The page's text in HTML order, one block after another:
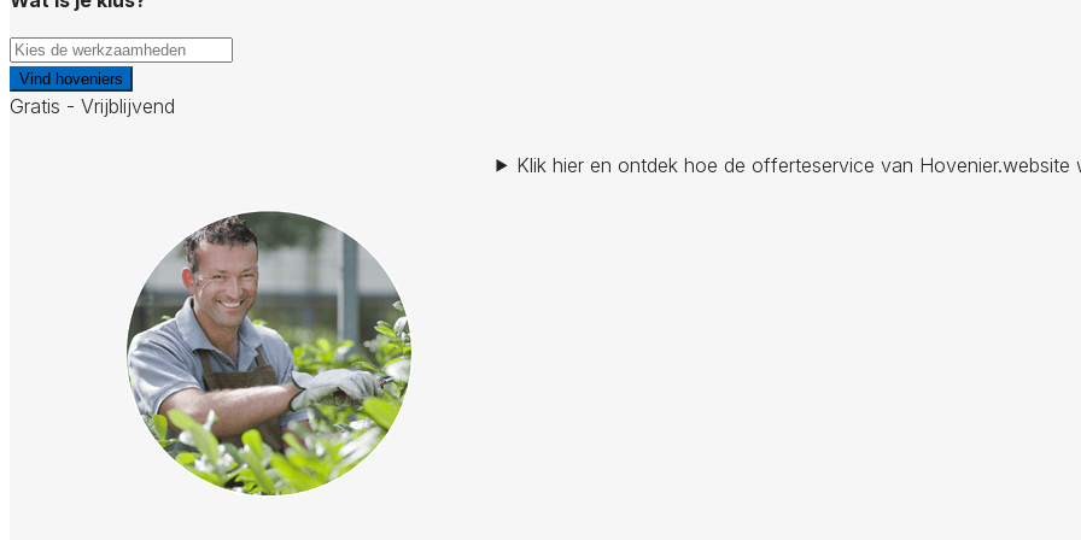
Vind hoveniers
Gratis - Vrijblijvend
Klik hier en ontdek hoe de offerteservice van Hovenier.website